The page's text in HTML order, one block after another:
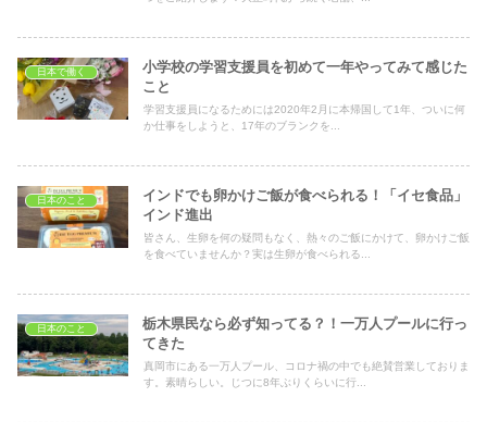
日本で働く
小学校の学習支援員を初めて一年やってみて感じた
こと
学習支援員になるためには2020年2月に本帰国して1年、ついに何
か仕事をしようと、17年のブランクを...
日本のこと
インドでも卵かけご飯が食べられる！「イセ食品」
インド進出
皆さん、生卵を何の疑問もなく、熱々のご飯にかけて、卵かけご飯
を食べていませんか？実は生卵が食べられる...
日本のこと
栃木県民なら必ず知ってる？！一万人プールに行っ
てきた
真岡市にある一万人プール、コロナ禍の中でも絶賛営業しておりま
す。素晴らしい。じつに8年ぶりくらいに行...